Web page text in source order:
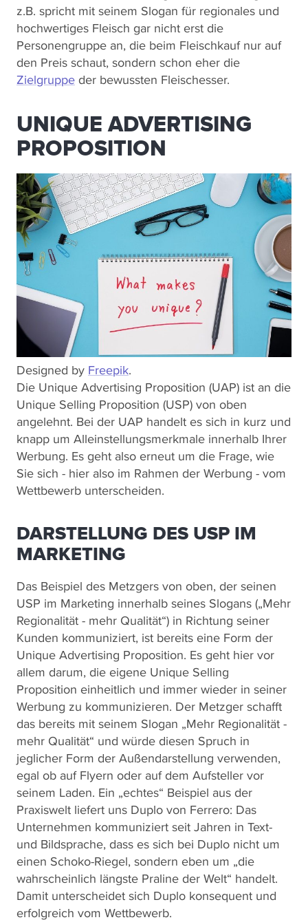
z.B. spricht mit seinem Slogan für regionales und
hochwertiges Fleisch gar nicht erst die
Personengruppe an, die beim Fleischkauf nur auf
den Preis schaut, sondern schon eher die
Zielgruppe der bewussten Fleischesser.
UNIQUE ADVERTISING
PROPOSITION
Designed by Freepik.
Die Unique Advertising Proposition (UAP) ist an die
Unique Selling Proposition (USP) von oben
angelehnt. Bei der UAP handelt es sich in kurz und
knapp um Alleinstellungsmerkmale innerhalb Ihrer
Werbung. Es geht also erneut um die Frage, wie
Sie sich - hier also im Rahmen der Werbung - vom
Wettbewerb unterscheiden.
DARSTELLUNG DES USP IM
MARKETING
Das Beispiel des Metzgers von oben, der seinen
USP im Marketing innerhalb seines Slogans („Mehr
Regionalität - mehr Qualität“) in Richtung seiner
Kunden kommuniziert, ist bereits eine Form der
Unique Advertising Proposition. Es geht hier vor
allem darum, die eigene Unique Selling
Proposition einheitlich und immer wieder in seiner
Werbung zu kommunizieren. Der Metzger schafft
das bereits mit seinem Slogan „Mehr Regionalität -
mehr Qualität“ und würde diesen Spruch in
jeglicher Form der Außendarstellung verwenden,
egal ob auf Flyern oder auf dem Aufsteller vor
seinem Laden. Ein „echtes“ Beispiel aus der
Praxiswelt liefert uns Duplo von Ferrero: Das
Unternehmen kommuniziert seit Jahren in Text-
und Bildsprache, dass es sich bei Duplo nicht um
einen Schoko-Riegel, sondern eben um „die
wahrscheinlich längste Praline der Welt“ handelt.
Damit unterscheidet sich Duplo konsequent und
erfolgreich vom Wettbewerb.